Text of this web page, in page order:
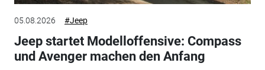
05.08.2026 #Jeep
Jeep startet Modelloffensive: Compass
und Avenger machen den Anfang